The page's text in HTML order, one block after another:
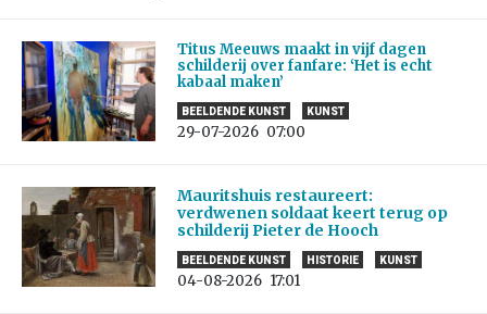
Titus Meeuws maakt in vijf dagen
schilderij over fanfare: ‘Het is echt
kabaal maken’
BEELDENDE KUNST KUNST
29-07-2026 07:00
Mauritshuis restaureert:
verdwenen soldaat keert terug op
schilderij Pieter de Hooch
BEELDENDE KUNST HISTORIE KUNST
04-08-2026 17:01